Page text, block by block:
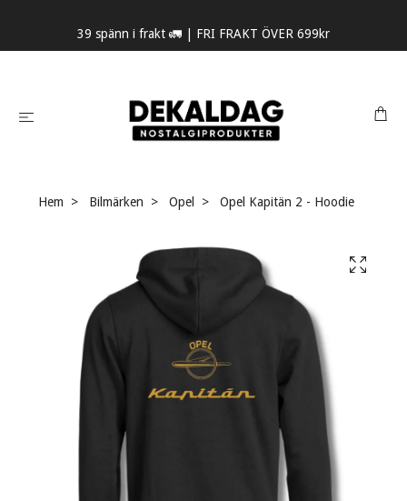
39 spänn i frakt 🚛 | FRI FRAKT ÖVER 699kr
Hem Bilmärken Opel Opel Kapitän 2 - Hoodie